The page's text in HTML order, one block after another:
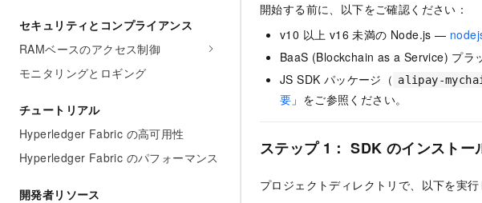
セキュリティとコンプライアンス
RAMベースのアクセス制御
モニタリングとロギング
チュートリアル
Hyperledger Fabric の高可用性
Hyperledger Fabric のパフォーマンス
開発者リソース
開始する前に、以下をご確認ください：
v10 以上 v16 未満の Node.js —
BaaS (Blockchain as a Service) プラ
JS SDK パッケージ（ alipay-
要 」をご参照ください。
ステップ 1： SDK のインストー
プロジェクトディレクトリで、以下を実行